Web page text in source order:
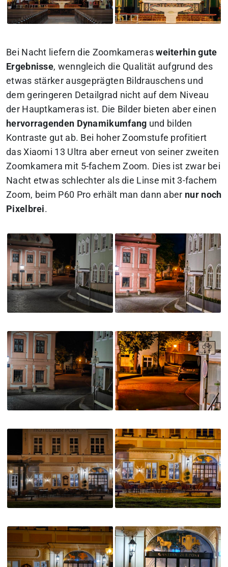
Bei Nacht liefern die Zoomkamerasweiterhin gute
Ergebnisse, wenngleich die Qualität aufgrund des
etwas stärker ausgeprägten Bildrauschens und
dem geringeren Detailgrad nicht auf dem Niveau
der Hauptkameras ist. Die Bilder bieten aber einen
hervorragenden Dynamikumfang und bilden
Kontraste gut ab. Bei hoher Zoomstufe profitiert
das Xiaomi 13 Ultra aber erneut von seiner zweiten
Zoomkamera mit 5-fachem Zoom. Dies ist zwar bei
Nacht etwas schlechter als die Linse mit 3-fachem
Zoom, beim P60 Pro erhält man dann aber nur noch
Pixelbrei.